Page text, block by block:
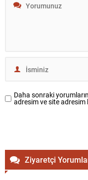
Daha sonraki
adresim ve site adresim
Ziyaretçi